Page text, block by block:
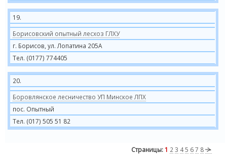
19.
Борисовский опытный лесхоз ГЛХУ
г. Борисов, ул. Лопатина 205А
Тел. (0177) 774405
20.
Боровлянское лесничество УП Минское ЛПХ
пос. Опытный
Тел. (017) 505 51 82
Страницы: 1 2 3 45 67 8